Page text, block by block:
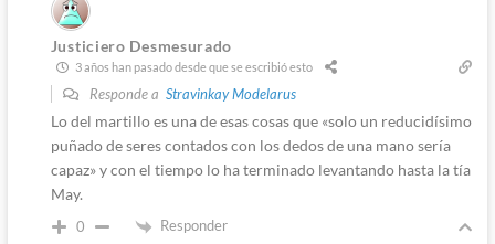
Justiciero Desmesurado
3 años han pasado desde que se escribió esto
Responde a Stravinkay Modelarus
Lo del martillo es una de esas cosas que «solo un reducidísimo
puñado de seres contados con los dedos de una mano sería
capaz» y con el tiempo lo ha terminado levantando hasta la tía
May.
0 Responder